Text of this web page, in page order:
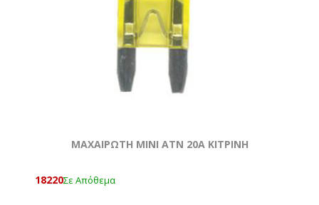
ΜΑΧΑΙΡΩΤΗ ΜΙΝΙ ATN 20Α ΚΙΤΡΙΝΗ
18220Σε Απόθεμα